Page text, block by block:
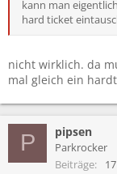
kann man
hard ticket
nicht wirklich. da
mal gleich ein
P pipsen
Parkrocker
Beiträge
17